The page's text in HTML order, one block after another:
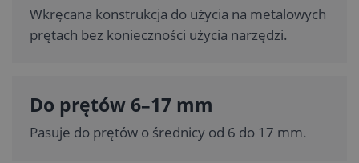
Wkręcana konstrukcja do użycia na metalowych
prętach bez konieczności użycia narzędzi.
Do prętów 6–17 mm
Pasuje do prętów o średnicy od 6 do 17 mm.